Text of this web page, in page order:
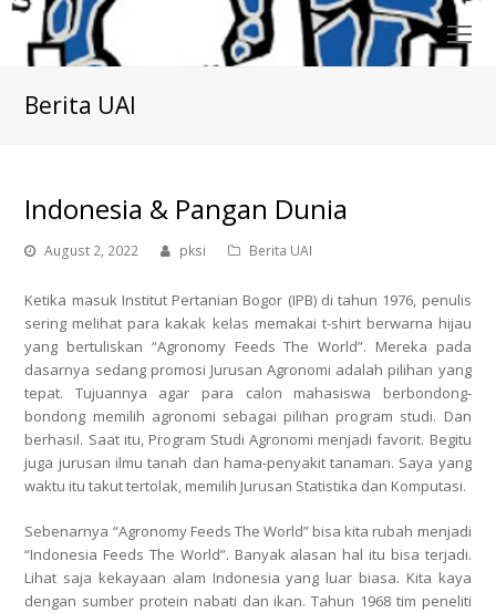
Berita UAI
Indonesia & Pangan Dunia
August 2, 2022 pksi Berita UAI
Ketika masuk Institut Pertanian Bogor (IPB) di tahun 1976, penulis
sering melihat para kakak kelas memakai t-shirt berwarna hijau
yang bertuliskan “Agronomy Feeds The World”. Mereka pada
dasarnya sedang promosi Jurusan Agronomi adalah pilihan yang
tepat. Tujuannya agar para calon mahasiswa berbondong-
bondong memilih agronomi sebagai pilihan program studi. Dan
berhasil. Saat itu, Program Studi Agronomi menjadi favorit. Begitu
juga jurusan ilmu tanah dan hama-penyakit tanaman. Saya yang
waktu itu takut tertolak, memilih Jurusan Statistika dan Komputasi.
Sebenarnya “Agronomy Feeds The World” bisa kita rubah menjadi
“Indonesia Feeds The World”. Banyak alasan hal itu bisa terjadi.
Lihat saja kekayaan alam Indonesia yang luar biasa. Kita kaya
dengan sumber protein nabati dan ikan. Tahun 1968 tim peneliti